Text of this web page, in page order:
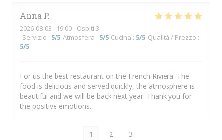
Anna P
2026-08-03 - 19:00 - Ospiti 3
Servizio : 5/5 Atmosfera : 5/5 Cucina : 5/5 Qualità / Prezzo :
5/5
For us the best restaurant on the French Riviera. The
food is delicious and served quickly, the atmosphere is
beautiful and we will be back next year. Thank you for
the positive emotions.
1 2 3